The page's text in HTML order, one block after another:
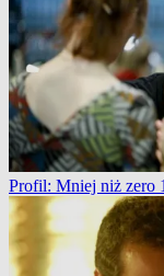
Profil: Mniej niż zero